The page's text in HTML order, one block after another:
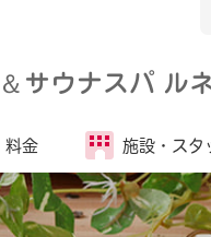
＆サウナスパ ル
料金 施設・ スタ